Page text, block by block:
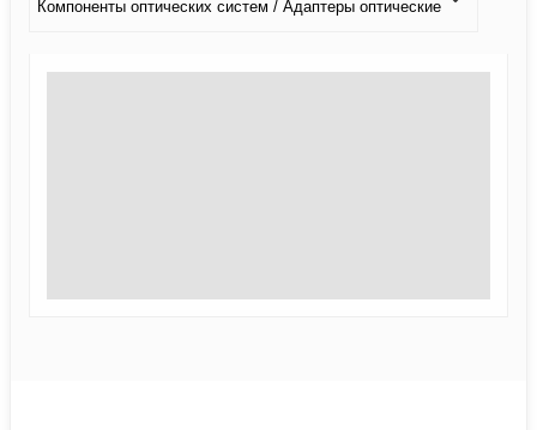
Компоненты оптических систем / Адаптеры оптические